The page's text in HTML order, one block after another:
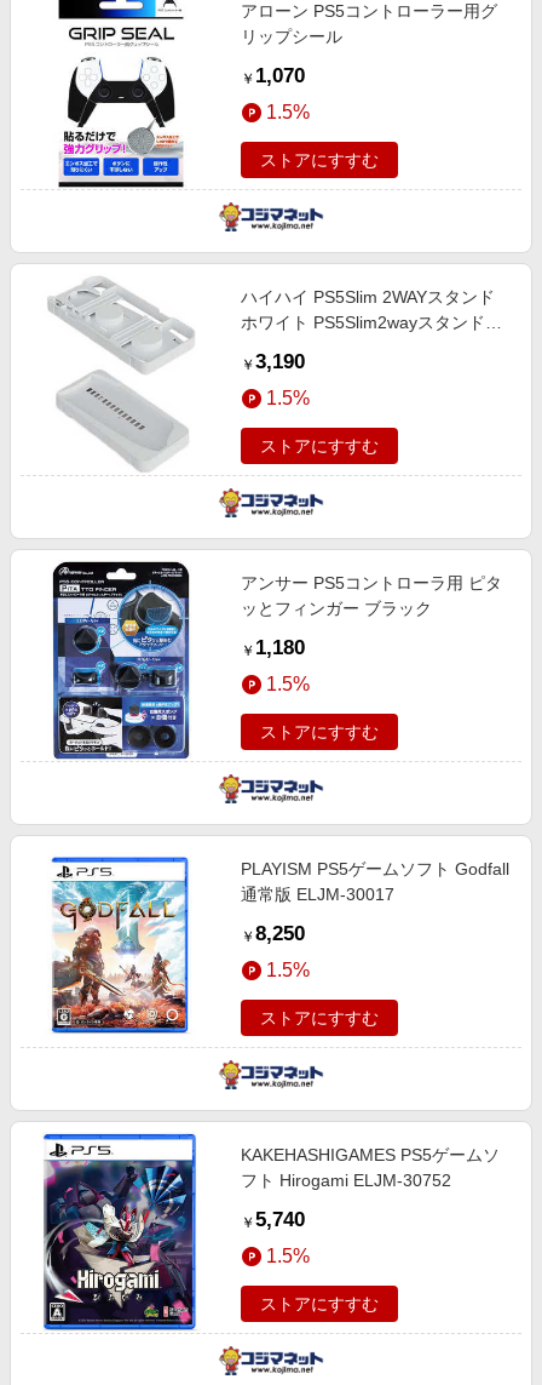
アローン PS5コントローラー用グ
リップシール
￥ 1,070
1.5%
ストアにすすむ
ハイハイ PS5Slim 2WAYスタンド
ホワイト PS5Slim2wayスタンド
￥ 3,190
1.5%
ストアにすすむ
アンサー PS5コントローラ用 ピタ
ッとフィンガー ブラック
￥ 1,180
1.5%
ストアにすすむ
PLAYISM PS5ゲームソフト Godfall
通常版 ELJM-30017
￥ 8,250
1.5%
ストアにすすむ
KAKEHASHIGAMES PS5ゲームソ
フト Hirogami ELJM-30752
￥ 5,740
1.5%
ストアにすすむ